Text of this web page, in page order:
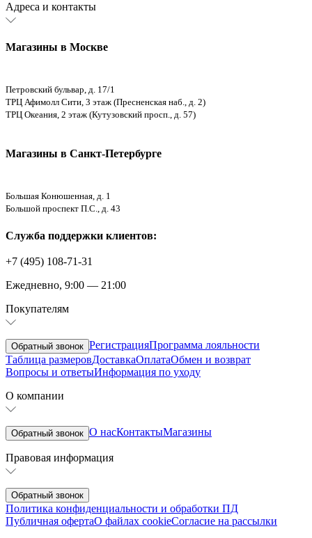
Адреса и контакты
Магазины в Москве
Петровский бульвар, д. 17/1
ТРЦ Афимолл Сити, 3 этаж (Пресненская наб., д. 2)
ТРЦ Океания, 2 этаж (Кутузовский просп., д. 57)
Магазины в Санкт-Петербурге
Большая Конюшенная, д. 1
Большой проспект П.С., д. 43
Служба поддержки клиентов:
+7 (495) 108-71-31
Ежедневно, 9:00 — 21:00
Покупателям
Обратный звонок РегистрацияПрограмма лояльности
Таблица размеровДоставкаОплатаОбмен и возврат
Вопросы и ответыИнформация по уходу
О компании
Обратный звонок О насКонтактыМагазины
Правовая информация
Обратный звонок
Политика конфиденциальности и обработки ПД
Публичная офертаО файлах cookieСогласие на рассылки